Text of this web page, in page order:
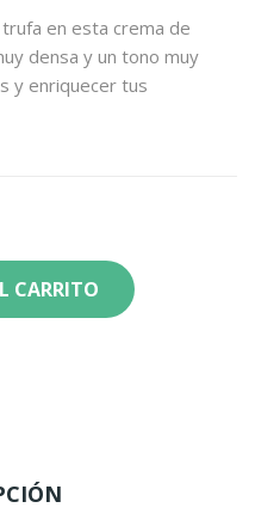
en esta crema de
densa y un tono muy
y enriquecer tus
CARRITO